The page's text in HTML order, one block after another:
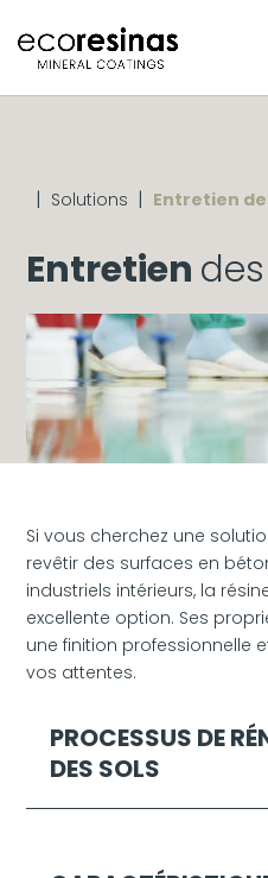
| Solutions | Entretien
Entretien
Si vous cherchez une
revêtir des surfaces en
industriels intérieurs, la
excellente option. Ses
une finition professionnelle
vos attentes.
PROCESSUS DE
DES SOLS